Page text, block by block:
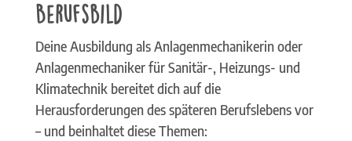
Berufsbild
Deine Ausbildung als Anlagenmechanikerin oder
Anlagenmechaniker für Sanitär-, Heizungs- und
Klimatechnik bereitet dich auf die
Herausforderungen des späteren Berufslebens vor
– und beinhaltet diese Themen: